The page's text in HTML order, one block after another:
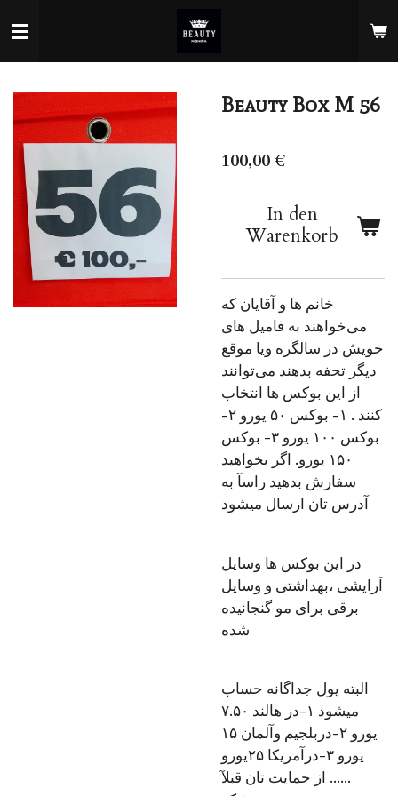
Hauptinhalt
springen
Beauty Box M 56
100,00 €
In den
Warenkorb
خانم ها و آقایان که
می‌خواهند به فامیل های
خویش در سالگره ویا موقع
دیگر تحفه بدهند می‌توانند
از این بوکس ها انتخاب
کنند . ۱- بوکس ۵۰ یورو ۲-
بوکس ۱۰۰ یورو ۳- بوکس
۱۵۰ یورو. اگر بخواهید
سفارش بدهید راسآ به
آدرس تان ارسال میشود
در این بوکس ها وسایل
آرایشی ،بهداشتی و وسایل
برقی برای مو گنجانیده
شده
البته‌ پول جداگانه حساب
میشود ۱-در هالند ۷.۵۰
یورو ۲-دربلجیم وآلمان ۱۵
یورو ۳-درآمریکا ۲۵یورو
...... از حمایت تان قبلآ